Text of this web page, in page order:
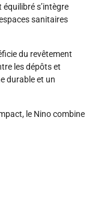
s’intègre
sanitaires
du revêtement
les dépôts et
durable et un
le Nino combine